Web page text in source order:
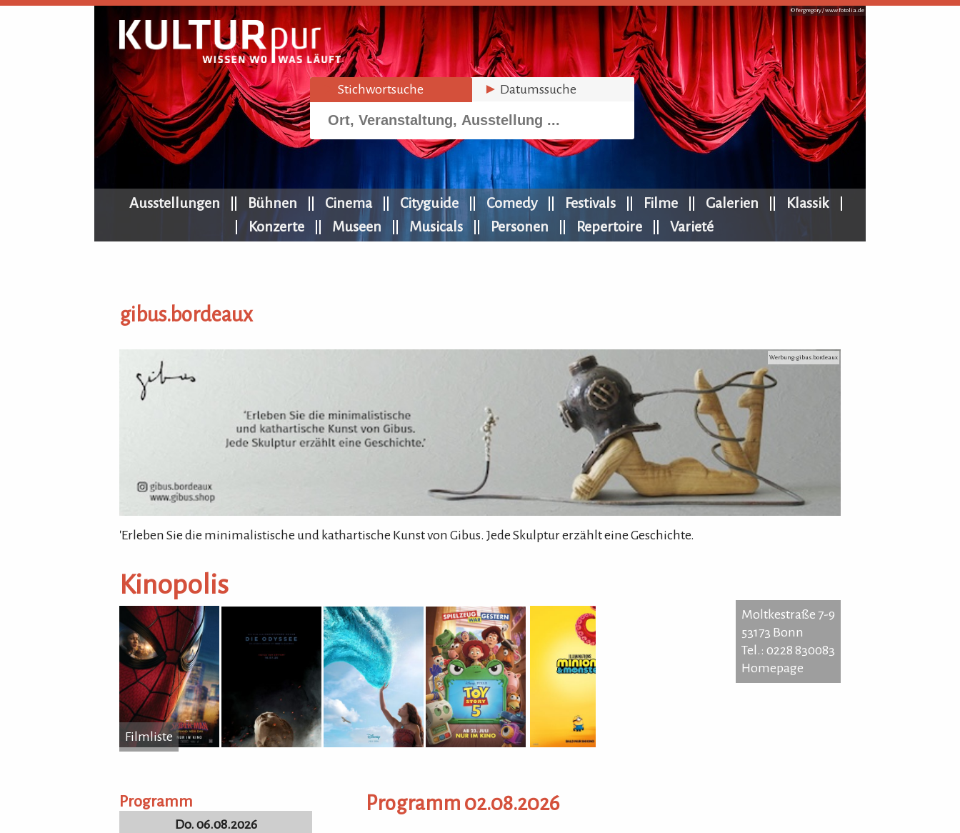
© fergregory /www.fotolia.de
Stichwortsuche ► Datumssuche
KULTURpur Navigation
Ausstellungen Bühnen Cinema Cityguide Comedy Festivals Filme Galerien
Klassik
Konzerte
Museen Musicals Personen Repertoire Varieté
gibus.bordeaux
gibus.bordeaux Werbung: gibus.bordeaux
'Erleben Sie die minimalistische und kathartische Kunst von Gibus. Jede Skulptur erzählt eine Geschichte.
Kinopolis
Filmliste
Moltkestraße 7-9
53173 Bonn
Tel.: 0228 830083
Homepage
Programm
Do. 06.08.2026
Programm 02.08.2026